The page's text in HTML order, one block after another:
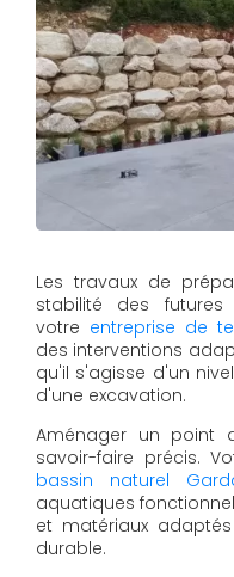
Les travaux de
stabilité des futures
votre entreprise de
des interventions
qu'il s'agisse d'un
d'une excavation.
Aménager un point
savoir-faire précis.
bassin naturel
aquatiques
et matériaux
durable.